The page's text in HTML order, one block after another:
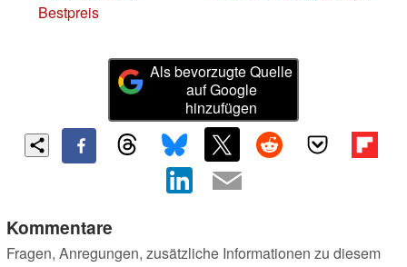
Bestpreis
Als bevorzugte Quelle
auf Google
hinzufügen
Kommentare
Fragen, Anregungen, zusätzliche Informationen zu diesem